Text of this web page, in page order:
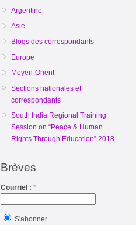
Argentine
Asie
Blogs des correspondants
Europe
Moyen-Orient
Sections nationales et
correspondants
South India Regional Training
Session on “Peace & Human
Rights Through Education” 2018
Brèves
Courriel : *
S'abonner